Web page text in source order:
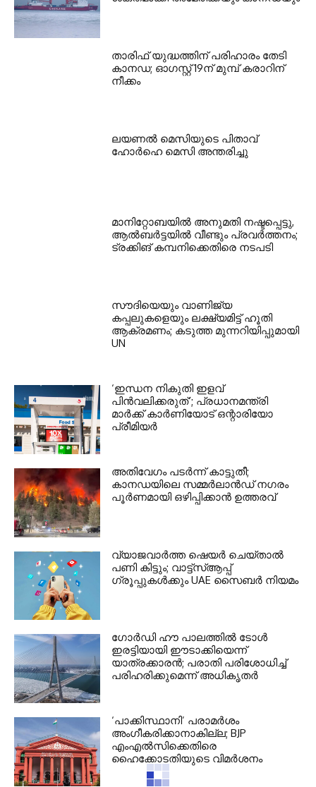
താരിഫ് യുദ്ധത്തിന് പരിഹാരം തേടി
കാനഡ; ഓഗസ്റ്റ് 19ന് മുമ്പ് കരാറിന്
നീക്കം
ലയണൽ മെസിയുടെ പിതാവ്
ഹോർഹെ മെസി അന്തരിച്ചു
മാനിറ്റോബയിൽ അനുമതി നഷ്ടപ്പെട്ടു,
ആൽബർട്ടയിൽ വീണ്ടും പ്രവർത്തനം;
ട്രക്കിങ് കമ്പനിക്കെതിരെ നടപടി
സൗദിയെയും വാണിജ്യ
കപ്പലുകളെയും ലക്ഷ്യമിട്ട് ഹൂതി
ആക്രമണം; കടുത്ത മുന്നറിയിപ്പുമായി
UN
‘ഇന്ധന നികുതി ഇളവ്
പിൻവലിക്കരുത്’; പ്രധാനമന്ത്രി
മാർക്ക് കാർണിയോട് ഒന്റാരിയോ
പ്രീമിയർ
അതിവേഗം പടർന്ന് കാട്ടുതീ;
കാനഡയിലെ സമ്മർലാൻഡ് നഗരം
പൂർണമായി ഒഴിപ്പിക്കാൻ ഉത്തരവ്
വ്യാജവാർത്ത ഷെയർ ചെയ്താൽ
പണി കിട്ടും; വാട്ട്‌സ്ആപ്പ്
ഗ്രൂപ്പുകൾക്കും UAE സൈബർ നിയമം
ഗോർഡി ഹൗ പാലത്തിൽ ടോൾ
ഇരട്ടിയായി ഈടാക്കിയെന്ന്
യാത്രക്കാരൻ; പരാതി പരിശോധിച്ച്
പരിഹരിക്കുമെന്ന് അധികൃതർ
‘പാക്കിസ്ഥാനി’ പരാമർശം
അംഗീകരിക്കാനാകില്ല; BJP
എംഎൽസിക്കെതിരെ
ഹൈക്കോടതിയുടെ വിമർശനം